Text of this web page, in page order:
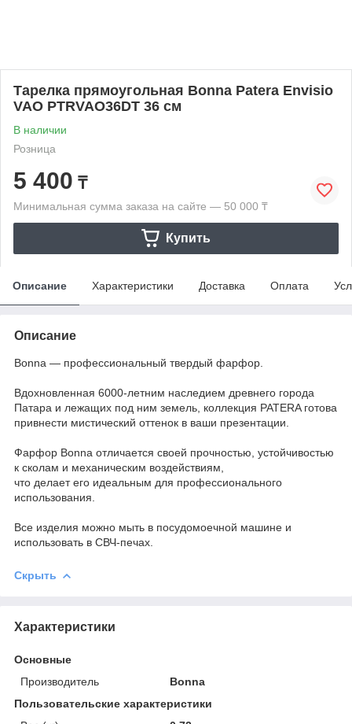
Тарелка прямоугольная Bonna Patera Envisio
VAO PTRVAO36DT 36 см
В наличии
Розница
5 400 ₸
Минимальная сумма заказа на сайте — 50 000 ₸
Купить
Описание Характеристики Доставка Оплата
Описание
Bonna — профессиональный твердый фарфор.
Вдохновленная 6000-летним наследием древнего города
Патара и лежащих под ним земель, коллекция PATERA готова
привнести мистический оттенок в ваши презентации.
Фарфор Bonna отличается своей прочностью, устойчивостью
к сколам и механическим воздействиям,
что делает его идеальным для профессионального
использования.
Все изделия можно мыть в посудомоечной машине и
использовать в СВЧ-печах.
Скрыть
Характеристики
Основные
Производитель
Bonna
Пользовательские характеристики